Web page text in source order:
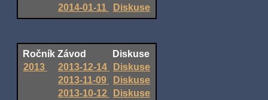
2014-01-11
Diskuse
Ročník Závod
Diskuse
2013
2013-12-14
Diskuse
2013-11-09
Diskuse
2013-10-12
Diskuse